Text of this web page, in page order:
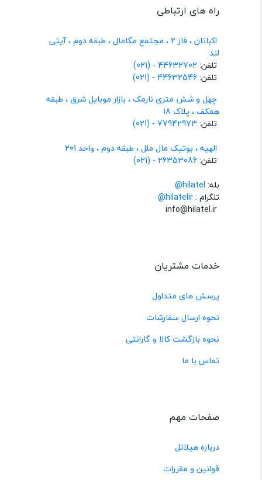
راه های ارتباطی
اکباتان ، فاز 2 ، مجتمع مگامال ، طبقه دوم ، آیتی
لند
تلفن: 44632702 - (021)
تلفن:44632546 - (021)
چهل و شش متری نارمک ، بازار موبایل شرق ، طبقه
همکف ، پلاک 18
تلفن: 77942973 - (021)
الهیه ، بوتیک مال ملل ، طبقه دوم ، واحد 201
تلفن:26353086 - (021)
بله: hilatel@
تلگرام :@hilatelir
خدمات مشتریان
پرسش های متداول
نحوه ارسال سفارشات
نحوه بازگشت کالا و گارانتی
تماس با ما
صفحات مهم
درباره هیلاتل
قوانین و مقررات